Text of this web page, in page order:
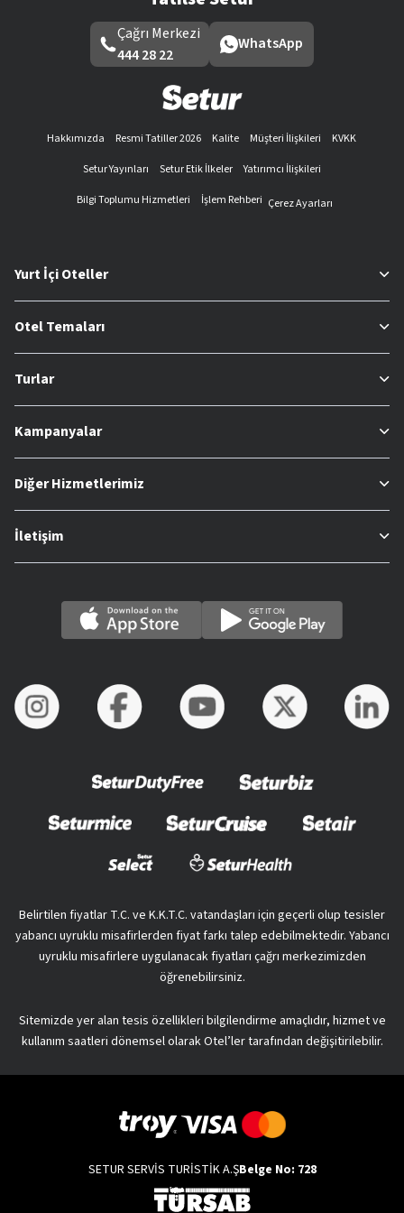
Çağrı Merkezi
444 28 22
WhatsApp
Hakkımızda Resmi Tatiller 2026 Kalite Müşteri İlişkileri
KVKK
Setur Yayınları
Setur Etik İlkeler
Yatırımcı İlişkileri
Bilgi Toplumu Hizmetleri
İşlem Rehberi Çerez Ayarları
Yurt İçi Oteller
Otel Temaları
Turlar
Kampanyalar
Diğer Hizmetlerimiz
İletişim
Belirtilen fiyatlar T.C. ve K.K.T.C. vatandaşları için geçerli olup tesisler
yabancı uyruklu misafirlerden fiyat farkı talep edebilmektedir. Yabancı
uyruklu misafirlere uygulanacak fiyatları çağrı merkezimizden
öğrenebilirsiniz.
Sitemizde yer alan tesis özellikleri bilgilendirme amaçlıdır, hizmet ve
kullanım saatleri dönemsel olarak Otel’ler tarafından değişitirilebilir.
SETUR SERVİS TURİSTİK A.ŞBelge No: 728